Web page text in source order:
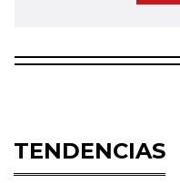
TENDENCIAS